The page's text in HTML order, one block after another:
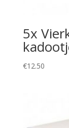
5x
€12.50